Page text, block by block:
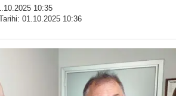
10:35
01.10.2025 10:36